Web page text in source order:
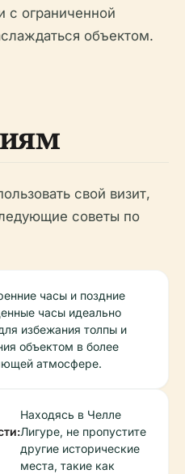
с ограниченной
объектом.
свой визит,
советы по
часы и поздние
часы идеально
избежания толпы и
объектом в более
атмосфере.
Находясь в Челле
Лигуре, не пропустите
другие исторические
места, такие как